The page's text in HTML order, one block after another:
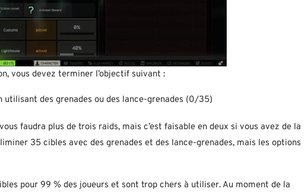
vous devez terminer l’objectif suivant :
utilisant des grenades ou des lance-grenades (0/35)
faudra plus de trois raids, mais c’est faisable en deux si vous avez de la
35 cibles avec des grenades et des lance-grenades, mais les options
pour 99 % des joueurs et sont trop chers à utiliser. Au moment de la